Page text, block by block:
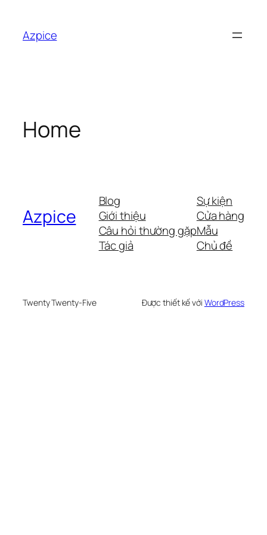
phầnAzpice
Home
Azpice
Blog
Giới thiệu
Câu hỏi thường gặp
Tác giả
Sự kiện
Cửa hàng
Mẫu
Chủ đề
Twenty Twenty-Five Được thiết kế với WordPress